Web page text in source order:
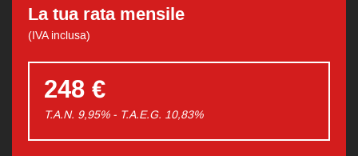
La tua rata mensile
(IVA inclusa)
248 €
T.A.N. 9,95% - T.A.E.G. 10,83%